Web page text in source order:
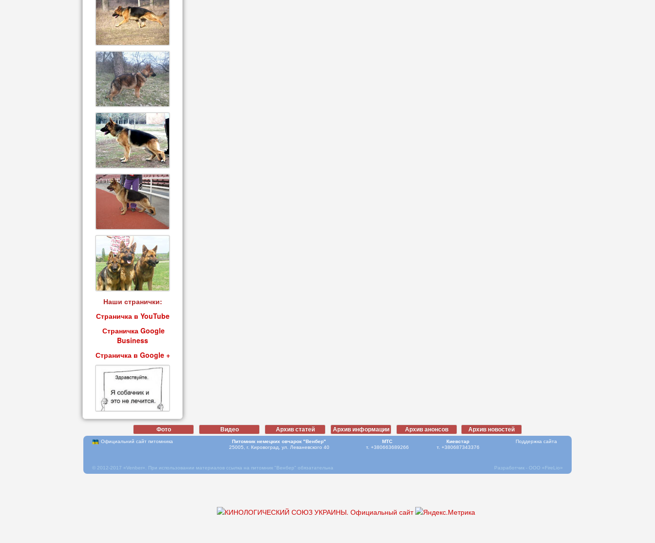
Наши странички:
Страничка в YouTube
Страничка Google
Business
Страничка в Google +
Официальний сайт питомника
Питомник немецких овчарок "Венбер"
25005, г. Кировоград, ул. Леваневского 40
МТС
т. +380663689266
Киевстар
т. +380687343376
Поддержка сайта
© 2012-2017 «Venber». При использовании материалов ссылка на питомник "Венбер" обязатательна Разработчик - ООО «FireLio»